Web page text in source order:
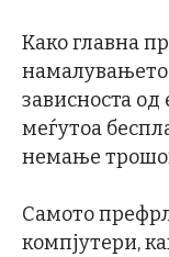
Како главна
зависноста
меѓутоа
немање
Самото
компјутери,